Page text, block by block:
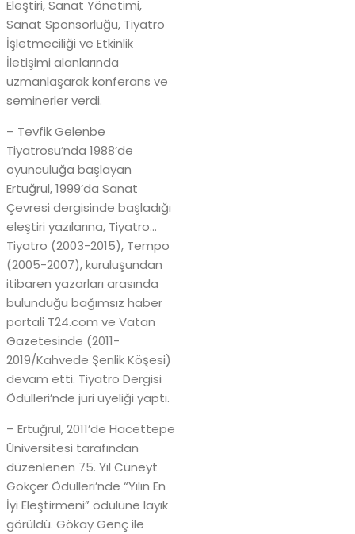
Eleştiri, Sanat Yönetimi,
Sanat Sponsorluğu, Tiyatro
İşletmeciliği ve Etkinlik
İletişimi alanlarında
uzmanlaşarak konferans ve
seminerler verdi.
– Tevfik Gelenbe
Tiyatrosu’nda 1988’de
oyunculuğa başlayan
Ertuğrul, 1999’da Sanat
Çevresi dergisinde başladığı
eleştiri yazılarına, Tiyatro…
Tiyatro (2003-2015), Tempo
(2005-2007), kuruluşundan
itibaren yazarları arasında
bulunduğu bağımsız haber
portali T24.com ve Vatan
Gazetesinde (2011-
2019/Kahvede Şenlik Köşesi)
devam etti. Tiyatro Dergisi
Ödülleri’nde jüri üyeliği yaptı.
– Ertuğrul, 2011’de Hacettepe
Üniversitesi tarafından
düzenlenen 75. Yıl Cüneyt
Gökçer Ödülleri’nde “Yılın En
İyi Eleştirmeni” ödülüne layık
görüldü. Gökay Genç ile